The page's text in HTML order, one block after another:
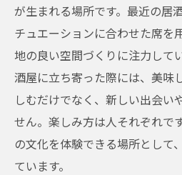
が生まれる場所です。最近の居
チュエーションに合わせた席を
地の良い空間づくりに注力して
酒屋に立ち寄った際には、美味
しむだけでなく、新しい出会い
せん。楽しみ方は人それぞれで
の文化を体験できる場所として
ています。